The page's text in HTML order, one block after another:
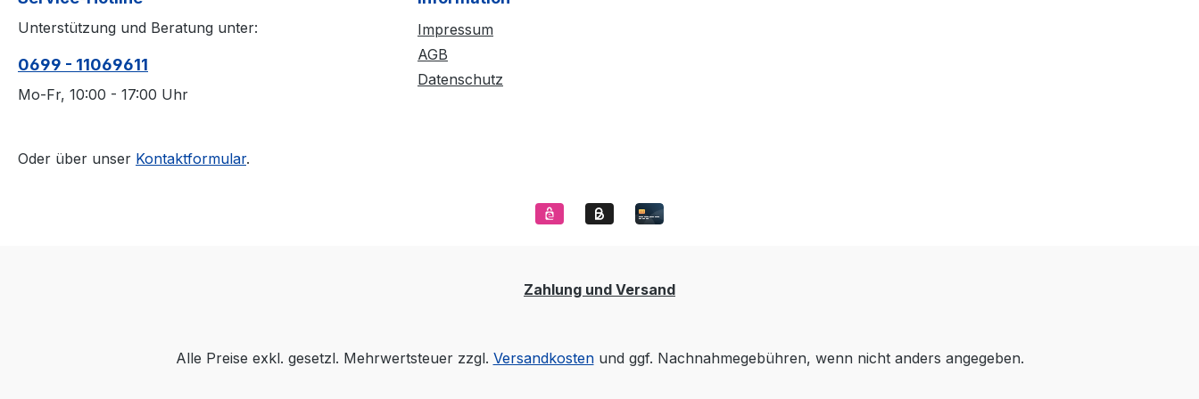
Unterstützung und Beratung unter:
0699 - 11069611
Mo-Fr, 10:00 - 17:00 Uhr
Oder über unser Kontaktformular.
Impressum
AGB
Datenschutz
Zahlung und Versand
Alle Preise exkl. gesetzl. Mehrwertsteuer zzgl. Versandkostenund ggf. Nachnahmegebühren, wenn nicht anders angegeben.